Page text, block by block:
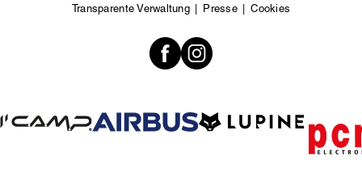
Transparente Verwaltung
Presse Cookies